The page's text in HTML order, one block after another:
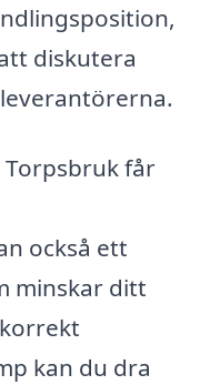
diskutera
får
också ett
minskar ditt
kan du dra